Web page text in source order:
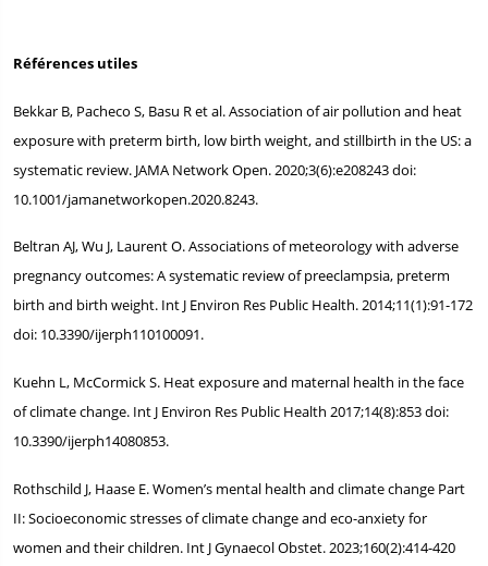
Références utiles
Bekkar B, Pacheco S, Basu R et al. Association of air pollution and heat
exposure with preterm birth, low birth weight, and stillbirth in the US: a
systematic review. JAMA Network Open. 2020;3(6):e208243 doi:
10.1001/jamanetworkopen.2020.8243.
Beltran AJ, Wu J, Laurent O. Associations of meteorology with adverse
pregnancy outcomes: A systematic review of preeclampsia, preterm
birth and birth weight. Int J Environ Res Public Health. 2014;11(1):91-172
doi: 10.3390/ijerph110100091.
Kuehn L, McCormick S. Heat exposure and maternal health in the face
of climate change. Int J Environ Res Public Health 2017;14(8):853 doi:
10.3390/ijerph14080853.
Rothschild J, Haase E. Women’s mental health and climate change Part
II: Socioeconomic stresses of climate change and eco-anxiety for
women and their children. Int J Gynaecol Obstet. 2023;160(2):414-420